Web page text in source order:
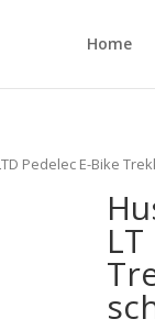
Home
Pedelec E-Bike